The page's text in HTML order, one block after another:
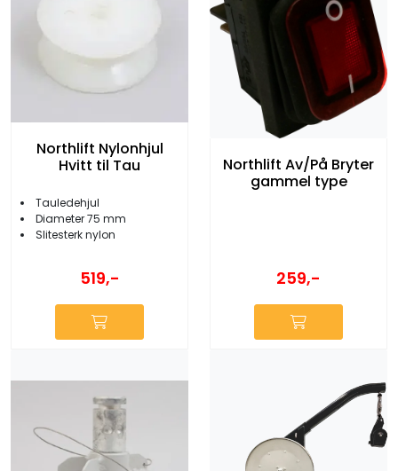
Northlift Nylonhjul
Hvitt til Tau
Tauledehjul
Diameter 75 mm
Slitesterk nylon
519,-
Northlift Av/På Bryter
gammel type
259,-